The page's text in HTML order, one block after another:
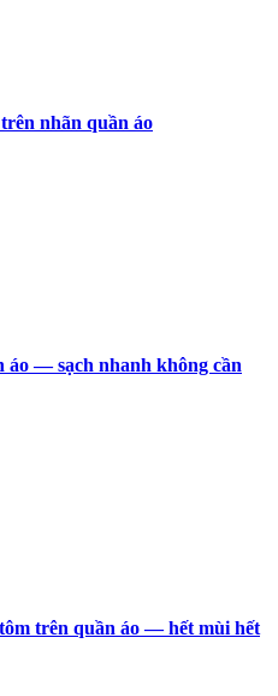
nhãn quần áo
áo — sạch nhanh không cần
trên quần áo — hết mùi hết